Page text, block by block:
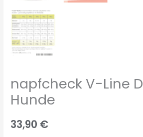
napfcheck V-Line
Hunde
33,90 €